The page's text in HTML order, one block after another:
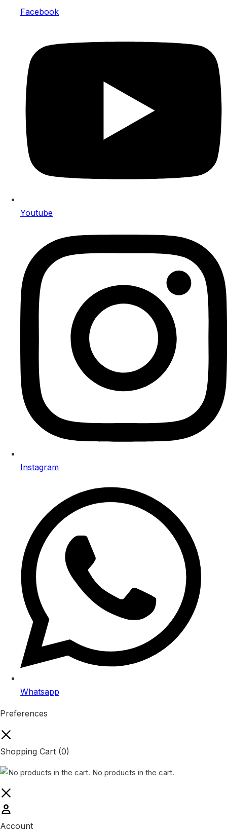
Facebook
Youtube
Instagram
Whatsapp
Preferences
Shopping Cart (0)
No products in the cart.
Account